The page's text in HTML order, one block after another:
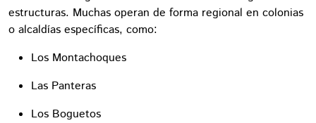
estructuras. Muchas operan de forma regional en colonias
o alcaldías específicas, como:
Los Montachoques
Las Panteras
Los Boguetos